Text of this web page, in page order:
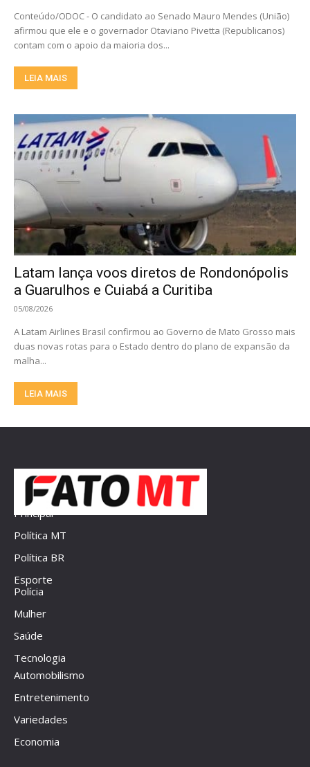
Conteúdo/ODOC - O candidato ao Senado Mauro Mendes (União)
afirmou que ele e o governador Otaviano Pivetta (Republicanos)
contam com o apoio da maioria dos...
LEIA MAIS
Latam lança voos diretos de Rondonópolis
a Guarulhos e Cuiabá a Curitiba
05/08/2026
A Latam Airlines Brasil confirmou ao Governo de Mato Grosso mais
duas novas rotas para o Estado dentro do plano de expansão da
malha...
LEIA MAIS
Principal
Política MT
Política BR
Esporte
Polícia
Mulher
Saúde
Tecnologia
Automobilismo
Entretenimento
Variedades
Economia